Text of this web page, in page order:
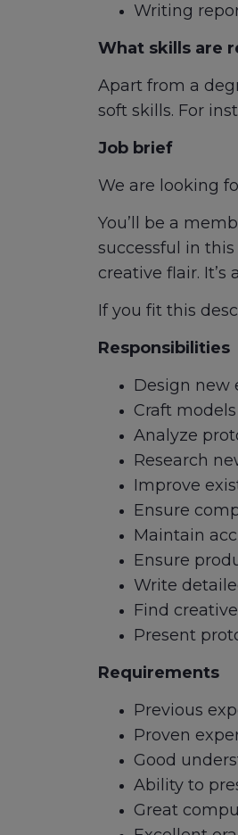
Writing
What skills are
Apart from a
soft skills. For
Job brief
We are looking
You’ll be a
successful in
creative flair.
If you fit this
Responsibilities
Design new
Craft
Analyze
Research
Improve
Ensure
Maintain
Ensure
Write
Find
Present
Requirements
Previous
Proven
Good
Ability to
Great